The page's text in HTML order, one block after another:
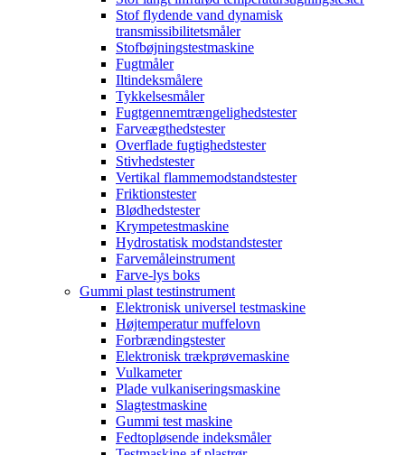
Stof flydende vand dynamisk
transmissibilitetsmåler
Stofbøjningstestmaskine
Fugtmåler
Iltindeksmålere
Tykkelsesmåler
Fugtgennemtrængelighedstester
Farveægthedstester
Overflade fugtighedstester
Stivhedstester
Vertikal flammemodstandstester
Friktionstester
Blødhedstester
Krympetestmaskine
Hydrostatisk modstandstester
Farvemåleinstrument
Farve-lys boks
Gummi plast testinstrument
Elektronisk universel testmaskine
Højtemperatur muffelovn
Forbrændingstester
Elektronisk trækprøvemaskine
Vulkameter
Plade vulkaniseringsmaskine
Slagtestmaskine
Gummi test maskine
Fedtopløsende indeksmåler